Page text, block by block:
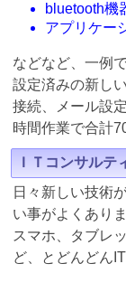
bluetooth機
アプリケー
などなど、一例
設定済みの新し
接続、メール設
時間作業で合計
ＩＴコンサルテ
日々新しい技術
い事がよくありま
スマホ、タブレ
ど、とどんどん